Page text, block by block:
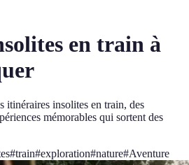
en train à
itinéraires insolites en train, des
mémorables qui sortent des
#train#exploration#nature#Aventure